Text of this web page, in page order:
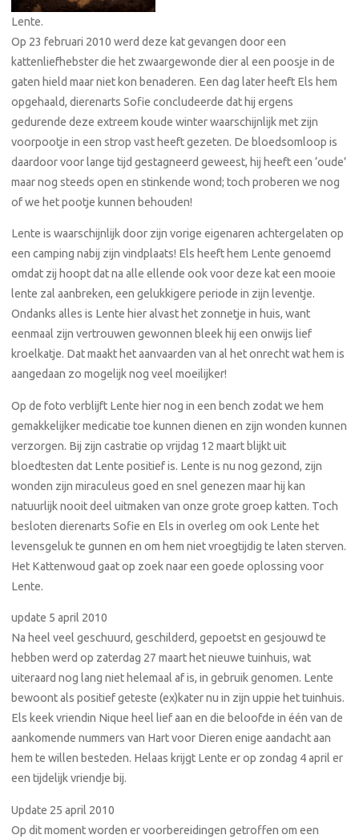
Lente.
Op 23 februari 2010 werd deze kat gevangen door een
kattenliefhebster die het zwaargewonde dier al een poosje in de
gaten hield maar niet kon benaderen. Een dag later heeft Els hem
opgehaald, dierenarts Sofie concludeerde dat hij ergens
gedurende deze extreem koude winter waarschijnlijk met zijn
voorpootje in een strop vast heeft gezeten. De bloedsomloop is
daardoor voor lange tijd gestagneerd geweest, hij heeft een ‘oude’
maar nog steeds open en stinkende wond; toch proberen we nog
of we het pootje kunnen behouden!
Lente is waarschijnlijk door zijn vorige eigenaren achtergelaten op
een camping nabij zijn vindplaats! Els heeft hem Lente genoemd
omdat zij hoopt dat na alle ellende ook voor deze kat een mooie
lente zal aanbreken, een gelukkigere periode in zijn leventje.
Ondanks alles is Lente hier alvast het zonnetje in huis, want
eenmaal zijn vertrouwen gewonnen bleek hij een onwijs lief
kroelkatje. Dat maakt het aanvaarden van al het onrecht wat hem is
aangedaan zo mogelijk nog veel moeilijker!
Op de foto verblijft Lente hier nog in een bench zodat we hem
gemakkelijker medicatie toe kunnen dienen en zijn wonden kunnen
verzorgen. Bij zijn castratie op vrijdag 12 maart blijkt uit
bloedtesten dat Lente positief is. Lente is nu nog gezond, zijn
wonden zijn miraculeus goed en snel genezen maar hij kan
natuurlijk nooit deel uitmaken van onze grote groep katten. Toch
besloten dierenarts Sofie en Els in overleg om ook Lente het
levensgeluk te gunnen en om hem niet vroegtijdig te laten sterven.
Het Kattenwoud gaat op zoek naar een goede oplossing voor
Lente.
update 5 april 2010
Na heel veel geschuurd, geschilderd, gepoetst en gesjouwd te
hebben werd op zaterdag 27 maart het nieuwe tuinhuis, wat
uiteraard nog lang niet helemaal af is, in gebruik genomen. Lente
bewoont als positief geteste (ex)kater nu in zijn uppie het tuinhuis.
Els keek vriendin Nique heel lief aan en die beloofde in één van de
aankomende nummers van Hart voor Dieren enige aandacht aan
hem te willen besteden. Helaas krijgt Lente er op zondag 4 april er
een tijdelijk vriendje bij.
Update 25 april 2010
Op dit moment worden er voorbereidingen getroffen om een